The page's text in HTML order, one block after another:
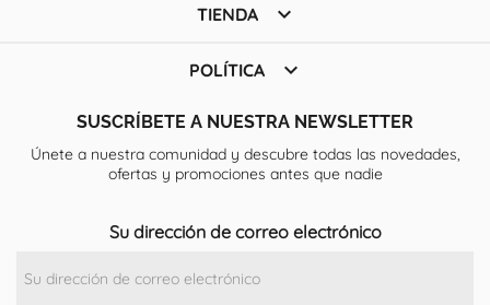
TIENDA 
POLÍTICA 
SUSCRÍBETE A NUESTRA NEWSLETTER
Únete a nuestra comunidad y descubre todas las novedades,
ofertas y promociones antes que nadie
Su dirección de correo electrónico